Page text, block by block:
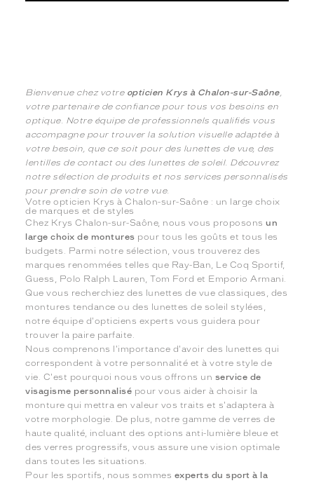
Bienvenue chez votre opticien Krys à Chalon-sur-Saône,
votre partenaire de confiance pour tous vos besoins en
optique. Notre équipe de professionnels qualifiés vous
accompagne pour trouver la solution visuelle adaptée à
votre besoin, que ce soit pour des lunettes de vue, des
lentilles de contact ou des lunettes de soleil. Découvrez
notre sélection de produits et nos services personnalisés
pour prendre soin de votre vue.
Votre opticien Krys à Chalon-sur-Saône : un large choix
de marques et de styles
Chez Krys Chalon-sur-Saône, nous vous proposonsun
large choix de montures pour tous les goûts et tous les
budgets. Parmi notre sélection, vous trouverez des
marques renommées telles que Ray-Ban, Le Coq Sportif,
Guess, Polo Ralph Lauren, Tom Ford et Emporio Armani.
Que vous recherchiez des lunettes de vue classiques, des
montures tendance ou des lunettes de soleil stylées,
notre équipe d'opticiens experts vous guidera pour
trouver la paire parfaite.
Nous comprenons l'importance d'avoir des lunettes qui
correspondent à votre personnalité et à votre style de
vie. C'est pourquoi nous vous offrons un service de
visagisme personnalisé pour vous aider à choisir la
monture qui mettra en valeur vos traits et s'adaptera à
votre morphologie. De plus, notre gamme de verres de
haute qualité, incluant des options anti-lumière bleue et
des verres progressifs, vous assure une vision optimale
dans toutes les situations.
Pour les sportifs, nous sommes experts du sport à la